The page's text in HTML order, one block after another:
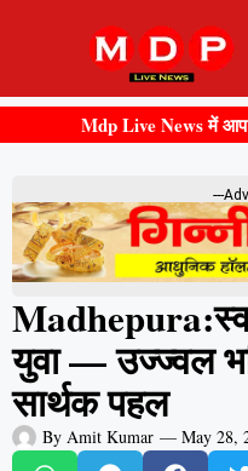
Mdp Live News में आप सभी का
---
युवा — उज्ज्वल
सार्थक पहल
By Amit Kumar — May 28,